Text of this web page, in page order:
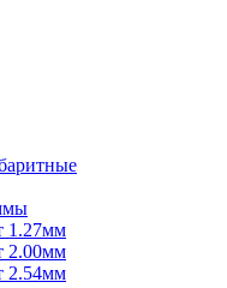
1.27мм
2.00мм
2.54мм